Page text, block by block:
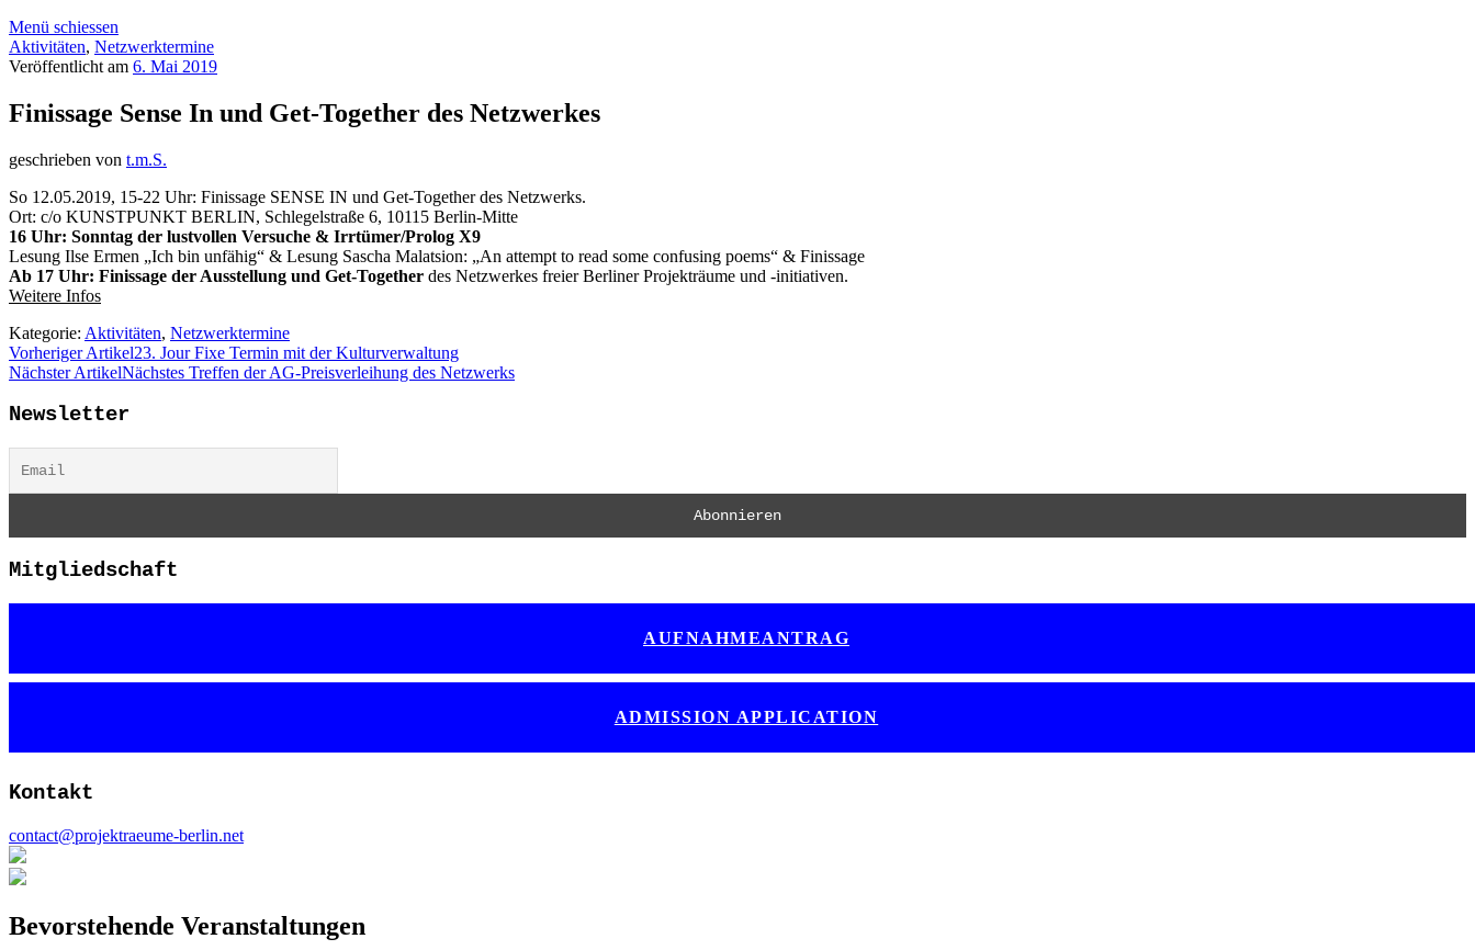
Menü schiessen
Aktivitäten, Netzwerktermine
Veröffentlicht am 6. Mai 2019
Finissage Sense In und Get-Together des Netzwerkes
geschrieben von t.m.S.
So 12.05.2019, 15-22 Uhr: Finissage SENSE IN und Get-Together des Netzwerks.
Ort: c/o KUNSTPUNKT BERLIN, Schlegelstraße 6, 10115 Berlin-Mitte
16 Uhr: Sonntag der lustvollen Versuche & Irrtümer/Prolog X9
Lesung Ilse Ermen „Ich bin unfähig“ & Lesung Sascha Malatsion: „An attempt to read some confusing poems“ & Finissage
Ab 17 Uhr: Finissage der Ausstellung und Get-Together des Netzwerkes freier Berliner Projekträume und -initiativen.
Weitere Infos
Kategorie: Aktivitäten, Netzwerktermine
Vorheriger Artikel23. Jour Fixe Termin mit der Kulturverwaltung
Nächster ArtikelNächstes Treffen der AG-Preisverleihung des Netzwerks
Newsletter
Mitgliedschaft
AUFNAHMEANTRAG
ADMISSION APPLICATION
Kontakt
contact@projektraeume-berlin.net
Bevorstehende Veranstaltungen